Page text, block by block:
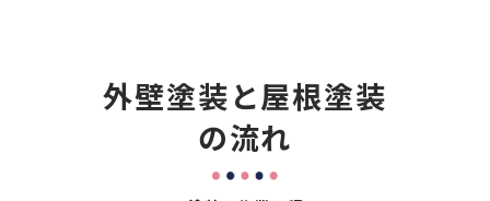
外壁塗装と屋根塗装
の流れ